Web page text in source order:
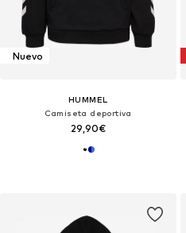
Nuevo
HUMMEL
Camiseta deportiva
29,90€